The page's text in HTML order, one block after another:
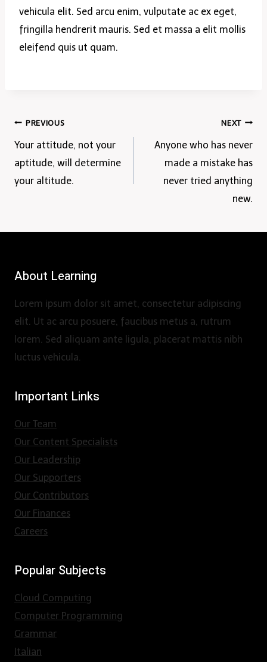
vehicula elit. Sed arcu enim, vulputate ac ex eget,
fringilla hendrerit mauris. Sed et massa a elit mollis
eleifend quis ut quam.
Post
navigation
PREVIOUS
Your attitude, not your
aptitude, will determine
your altitude.
NEXT
Anyone who has never
made a mistake has
never tried anything
new.
About Learning
Lorem ipsum dolor sit amet, consectetur adipiscing
elit. Ut ac arcu posuere, faucibus metus a, rutrum
lorem. Sed aliquam ante ligula, placerat mattis nibh
luctus vehicula.
Important Links
Our Team
Our Content Specialists
Our Leadership
Our Supporters
Our Contributors
Our Finances
Careers
Popular Subjects
Cloud Computing
Computer Programming
Grammar
Italian